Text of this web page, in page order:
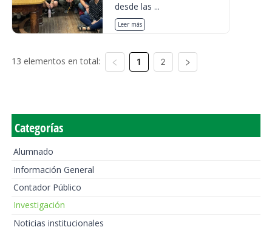
desde las ...
Leer más
13 elementos en total: 1 2
Categorías
Alumnado
Información General
Contador Público
Investigación
Noticias institucionales